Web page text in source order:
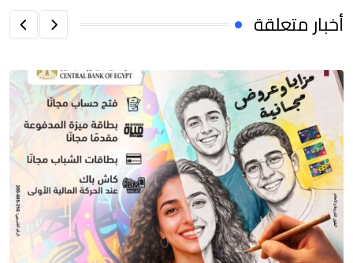
أخبار متعلقة